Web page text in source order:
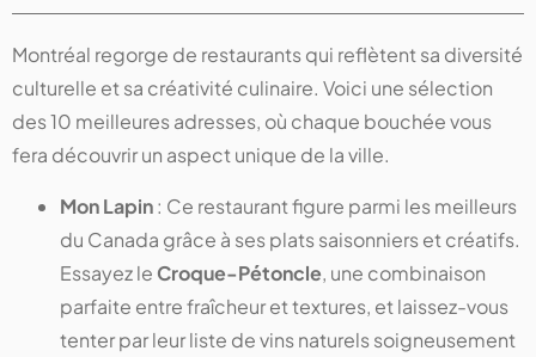
Montréal regorge de restaurants qui reflètent sa diversité
culturelle et sa créativité culinaire. Voici une sélection
des 10 meilleures adresses, où chaque bouchée vous
fera découvrir un aspect unique de la ville.
Mon Lapin: Ce restaurant figure parmi les meilleurs
du Canada grâce à ses plats saisonniers et créatifs.
Essayez le Croque-Pétoncle, une combinaison
parfaite entre fraîcheur et textures, et laissez-vous
tenter par leur liste de vins naturels soigneusement